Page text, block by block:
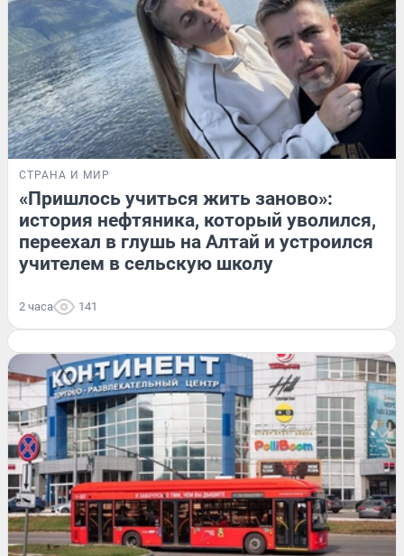
СТРАНА И МИР
«Пришлось учиться жить заново»:
история нефтяника, который уволился,
переехал в глушь на Алтай и устроился
учителем в сельскую школу
2 часа 141